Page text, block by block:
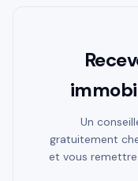
Un
gratuitement
et vous